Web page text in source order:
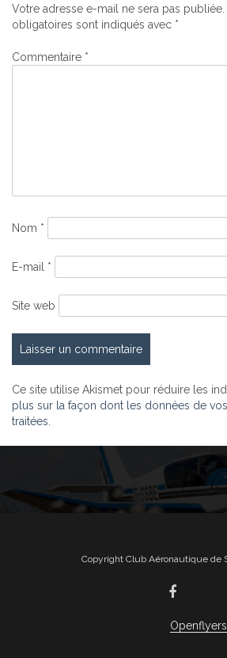
l’article
Votre adresse e-mail ne sera pas publiée.
obligatoires sont indiqués avec *
Commentaire *
Nom *
E-mail *
Site web
Ce site utilise Akismet pour réduire les
plus sur la façon dont les données de
traitées
Copyright Club Aéronautique de
Openflyers